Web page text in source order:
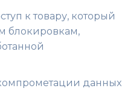
к товару, который
блокировкам,
данных